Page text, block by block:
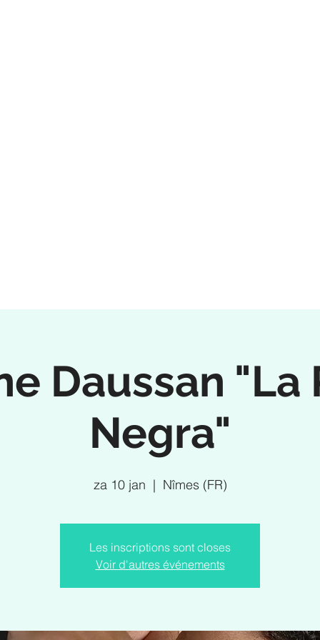
Daussan "La
Negra"
za 10 jan
  |
Nîmes (FR)
Les inscriptions sont closes
Voir d'autres événements